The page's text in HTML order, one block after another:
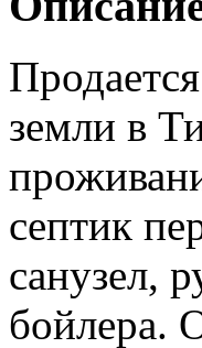
земли в
септик
санузел,
бойлера.